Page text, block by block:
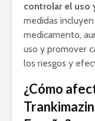
controlar el uso
medidas
medicamento,
uso y promover
los riesgos y
¿Cómo